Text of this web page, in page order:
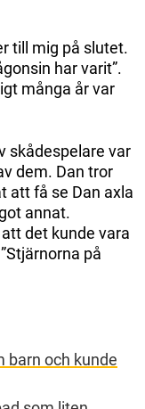
till mig på slutet.
har varit”.
många år var
skådespelare var
dem. Dan tror
att få se Dan axla
annat.
det kunde vara
på
barn och kunde